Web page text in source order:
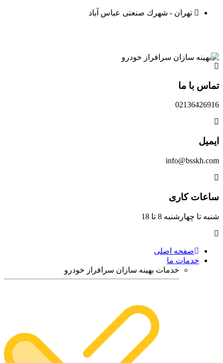
تهران - شهرك صنعتی عباس آباد
تماس با ما
02136426916
ایمیل
info@bsskh.com
ساعات کاری
شنبه تا چهارشنبه 8 تا 18
صفحه اصلی
خدمات ما
خدمات بهینه سازان سرافراز خودرو